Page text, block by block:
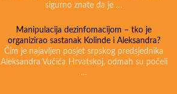
sigurno znate da je …
Manipulacija dezinfomacijom – tko je
organizirao sastanak Kolinde i Aleksandra?
Čim je najavljen posjet srpskog predsjednika
Aleksandra Vučića Hrvatskoj, odmah su počeli
…